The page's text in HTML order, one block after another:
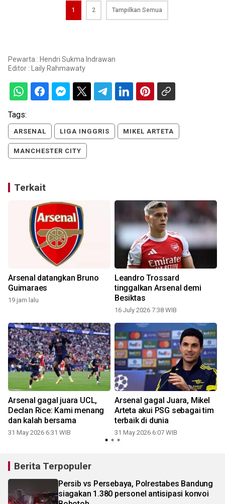
1 2 Tampilkan Semua
Pewarta : Hendri Sukma Indrawan
Editor : Laily Rahmawaty
Tags:
ARSENAL LIGA INGGRIS MIKEL ARTETA
MANCHESTER CITY
Terkait
Arsenal datangkan Bruno
Guimaraes
19 jam lalu
Leandro Trossard
tinggalkan Arsenal demi
Besiktas
16 July 2026 7:38 WIB
Arsenal gagal juara UCL,
Declan Rice: Kami menang
dan kalah bersama
31 May 2026 6:31 WIB
Arsenal gagal Juara, Mikel
Arteta akui PSG sebagai tim
terbaik di dunia
31 May 2026 6:07 WIB
Berita Terpopuler
Persib vs Persebaya, Polrestabes Bandung
siagakan 1.380 personel antisipasi konvoi